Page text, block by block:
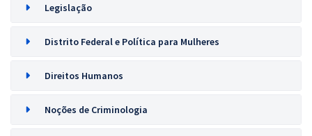
Legislação
Distrito Federal e Política para Mulheres
Direitos Humanos
Noções de Criminologia